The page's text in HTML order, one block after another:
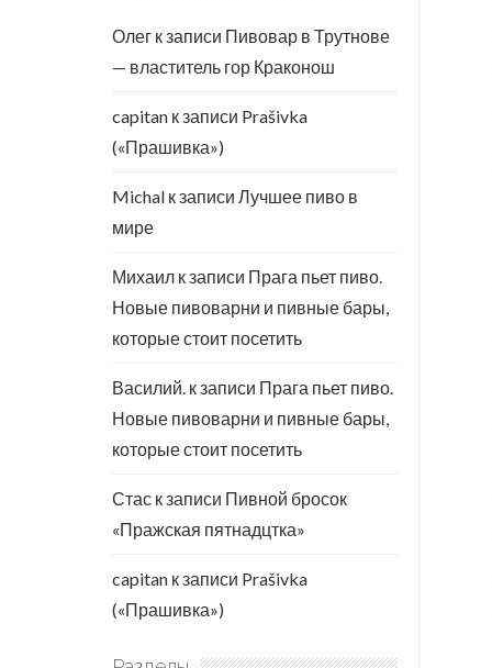
Олег к записи Пивовар в Трутнове
— властитель гор Краконош
capitan к записи Prašivka
(«Прашивка»)
Michal к записи Лучшее пиво в
мире
Михаил к записи Прага пьет пиво.
Новые пивоварни и пивные бары,
которые стоит посетить
Василий. к записи Прага пьет пиво.
Новые пивоварни и пивные бары,
которые стоит посетить
Стас к записи Пивной бросок
«Пражская пятнадцтка»
capitan к записи Prašivka
(«Прашивка»)